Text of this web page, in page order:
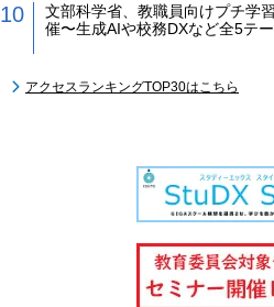
文部科学省、教職員向けプチ学
催〜生成AIや校務DXなど全5テ
アクセスランキングTOP30はこちら